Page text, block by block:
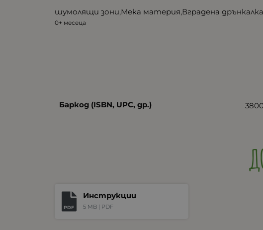
шумолящи зони,Мека материя,Вградена
0+ месеца
Баркод (ISBN, UPC, др.)
PDF
Инструкции
5 MB | PDF